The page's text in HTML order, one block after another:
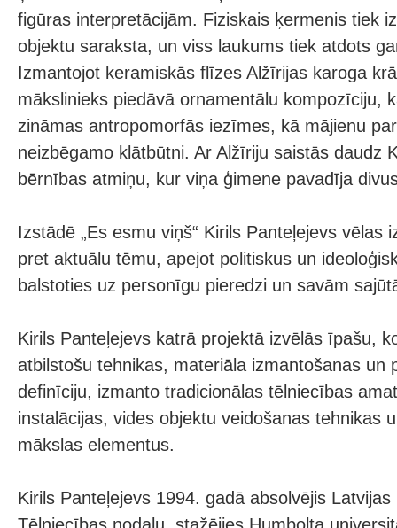
figūras interpretācijām. Fiziskais ķermenis tiek
objektu saraksta, un viss laukums tiek atdots
Izmantojot keramiskās flīzes Alžīrijas karoga
mākslinieks piedāvā ornamentālu kompozīciju,
zināmas antropomorfās iezīmes, kā mājienu
neizbēgamo klātbūtni. Ar Alžīriju saistās daudz
bērnības atmiņu, kur viņa ģimene pavadīja
Izstādē „Es esmu viņš“ Kirils Panteļejevs vēlas
pret aktuālu tēmu, apejot politiskus un
balstoties uz personīgu pieredzi un savām
Kirils Panteļejevs katrā projektā izvēlās īpašu,
atbilstošu tehnikas, materiāla izmantošanas un
definīciju, izmanto tradicionālas tēlniecības
instalācijas, vides objektu veidošanas tehnikas
mākslas elementus.
Kirils Panteļejevs 1994. gadā absolvējis